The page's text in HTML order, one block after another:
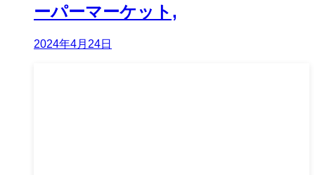
ーパーマーケット,
2024年4月24日